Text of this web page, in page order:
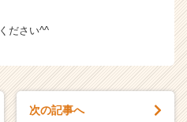
ださい^^
次の記事へ